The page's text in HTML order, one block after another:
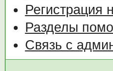
Регистрация
Разделы
Связь с